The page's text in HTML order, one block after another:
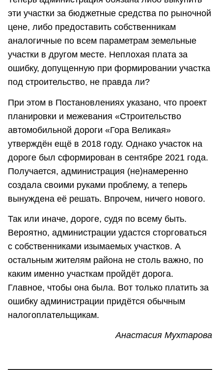
эти участки за бюджетные средства по рыночной
цене, либо предоставить собственникам
аналогичные по всем параметрам земельные
участки в другом месте. Неплохая плата за
ошибку, допущенную при формировании участка
под строительство, не правда ли?
При этом в Постановлениях указано, что проект
планировки и межевания «Строительство
автомобильной дороги «Гора Великая»
утверждён ещё в 2018 году. Однако участок на
дороге был сформирован в сентябре 2021 года.
Получается, администрация (не)намеренно
создала своими руками проблему, а теперь
вынуждена её решать. Впрочем, ничего нового.
Так или иначе, дороге, судя по всему быть.
Вероятно, администрации удастся сторговаться
с собственниками изымаемых участков. А
остальным жителям района не столь важно, по
каким именно участкам пройдёт дорога.
Главное, чтобы она была. Вот только платить за
ошибку администрации придётся обычным
налогоплательщикам.
Анастасия Мухтарова